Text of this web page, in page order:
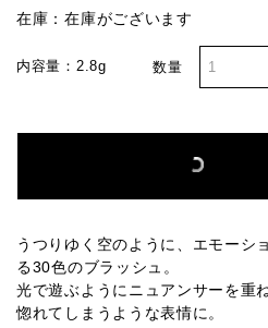
在庫：在庫がございます
内容量：2.8g 数量
うつりゆく空のように、エモーシ
る30色のブラッシュ。
光で遊ぶようにニュアンサーを重
惚れてしまうような表情に。